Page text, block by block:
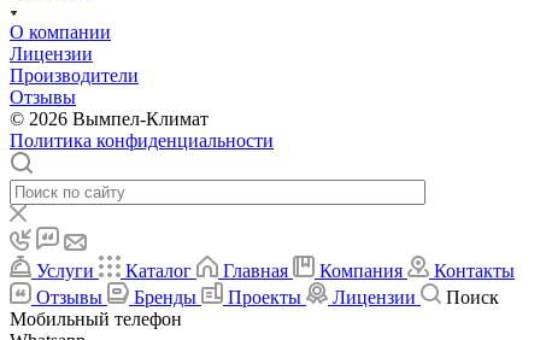
О компании
Лицензии
Производители
Отзывы
© 2026 Вымпел-Климат
Политика конфиденциальности
Услуги Каталог Главная Компания
Контакты
Отзывы
Бренды Проекты Лицензии
Поиск
Мобильный телефон